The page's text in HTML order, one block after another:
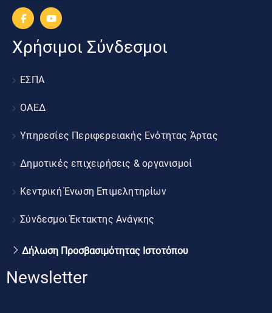
Χρήσιμοι Σύνδεσμοι
ΕΣΠΑ
ΟΑΕΔ
Υπηρεσίες Περιφερειακής Ενότητας Άρτας
Δημοτικές επιχειρήσεις & οργανισμοί
Κεντρική Ένωση Επιμελητηρίων
Σύνδεσμοι Έκτακτης Ανάγκης
Δήλωση Προσβασιμότητας Ιστοτόπου
Newsletter